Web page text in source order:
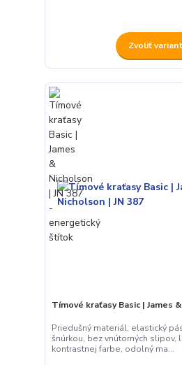
Zvoliť
Tímové kraťasy Basic | James
Priedušný materiál, elastický
šnúrkou, bez vnútorných slipov,
kontrastnej farbe, odolný ma...